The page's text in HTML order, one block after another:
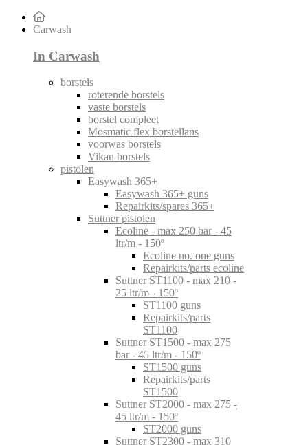
Carwash
In Carwash
borstels
roterende borstels
vaste borstels
borstel compleet
Mosmatic flex borstellans
voorwas borstels
Vikan borstels
pistolen
Easywash 365+
Easywash 365+ guns
Repairkits/spares 365+
Suttner pistolen
Ecoline - max 250 bar - 45
ltr/m - 150º
Ecoline no. one guns
Repairkits/parts ecoline
Suttner ST1100 - max 210 -
25 ltr/m - 150º
ST1100 guns
Repairkits/parts
ST1100
Suttner ST1500 - max 275
bar - 45 ltr/m - 150º
ST1500 guns
Repairkits/parts
ST1500
Suttner ST2000 - max 275 -
45 ltr/m - 150º
ST2000 guns
Suttner ST2300 - max 310